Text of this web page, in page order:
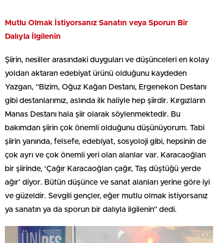
Mutlu Olmak İstiyorsanız Sanatın veya Sporun Bir
Dalıyla İlgilenin
Şiirin, nesiller arasındaki duyguları ve düşünceleri en kolay
yoldan aktaran edebiyat ürünü olduğunu kaydeden
Yazgan, “Bizim, Oğuz Kağan Destanı, Ergenekon Destanı
gibi destanlarımız, aslında ilk haliyle hep şiirdir. Kırgızların
Manas Destanı hala şiir olarak söylenmektedir. Bu
bakımdan şiirin çok önemli olduğunu düşünüyorum. Tabi
şiirin yanında, felsefe, edebiyat, sosyoloji gibi, hepsinin de
çok ayrı ve çok önemli yeri olan alanlar var. Karacaoğlan
bir şiirinde, ‘Çağır Karacaoğlan çağır, Taş düştüğü yerde
ağır’ diyor. Bütün düşünce ve sanat alanları yerine göre iyi
ve güzeldir. Sevgili gençler, eğer mutlu olmak istiyorsanız
ya sanatın ya da sporun bir dalıyla ilgilenin” dedi.